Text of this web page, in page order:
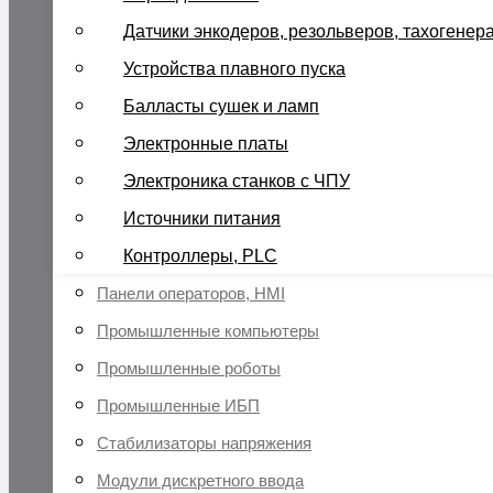
Датчики энкодеров, резольверов,
Устройства плавного пуска
Балласты сушек и ламп
Электронные платы
Электроника станков с ЧПУ
Источники питания
Контроллеры, PLC
Панели операторов, HMI
Промышленные компьютеры
Промышленные роботы
Промышленные ИБП
Стабилизаторы напряжения
Модули дискретного ввода